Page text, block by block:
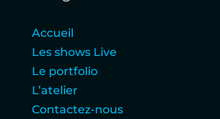
Accueil
Les shows Live
Le portfolio
L’atelier
Contactez-nous